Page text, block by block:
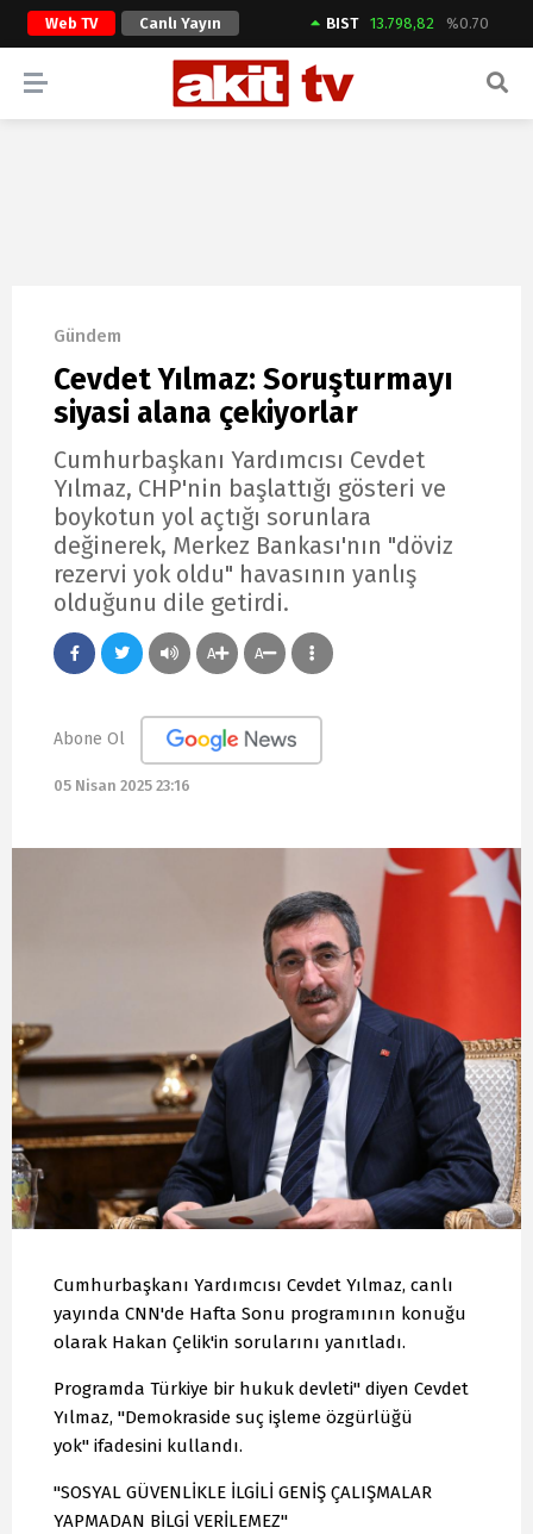
Web TV Canlı Yayın BIST 13.798,82 %0.70
ARAMA YAP
Gündem
Cevdet Yılmaz: Soruşturmayı
siyasi alana çekiyorlar
Cumhurbaşkanı Yardımcısı Cevdet
Yılmaz, CHP'nin başlattığı gösteri ve
boykotun yol açtığı sorunlara
değinerek, Merkez Bankası'nın "döviz
rezervi yok oldu" havasının yanlış
olduğunu dile getirdi.
A A
Abone Ol
05 Nisan 2025 23:16
Cumhurbaşkanı Yardımcısı Cevdet Yılmaz, canlı
yayında CNN'de Hafta Sonu programının konuğu
olarak Hakan Çelik'in sorularını yanıtladı.
Programda Türkiye bir hukuk devleti" diyen Cevdet
Yılmaz, "Demokraside suç işleme özgürlüğü
yok" ifadesini kullandı.
"SOSYAL GÜVENLİKLE İLGİLİ GENİŞ ÇALIŞMALAR
YAPMADAN BİLGİ VERİLEMEZ"